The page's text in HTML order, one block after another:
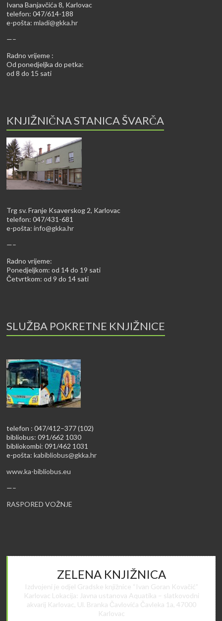
Ivana Banjavčića 8, Karlovac
telefon: 047/614-188
e-pošta:mladi@gkka.hr
—–
Radno vrijeme :
Od ponedjeljka do petka:
od 8 do 15 sati
KNJIŽNIČNA STANICA ŠVARČA
Trg sv. Franje Ksaverskog 2, Karlovac
telefon: 047/431-681
e-pošta:info@gkka.hr
—–
Radno vrijeme:
Ponedjeljkom: od 14 do 19 sati
Četvrtkom: od 9 do 14 sati
SLUŽBA POKRETNE KNJIŽNICE
telefon : 047/412–377 (102)
bibliobus: 091/662 1030
bibliokombi: 091/462 1031
e-pošta:kabibliobus@gkka.hr
www.ka-bibliobus.eu
—–
RASPORED VOŽNJE
ZELENA KNJIŽNICA
Izdvojeni je odjel Gradske knjižnice “Ivan Goran Kovačić”
Karlovac Lokacija: Javna ustanova Aquatika – slatkovodni
akvarij Karlovac, Ul. Branka Čavlovića Čavleka 1a, 47000
Karlovac